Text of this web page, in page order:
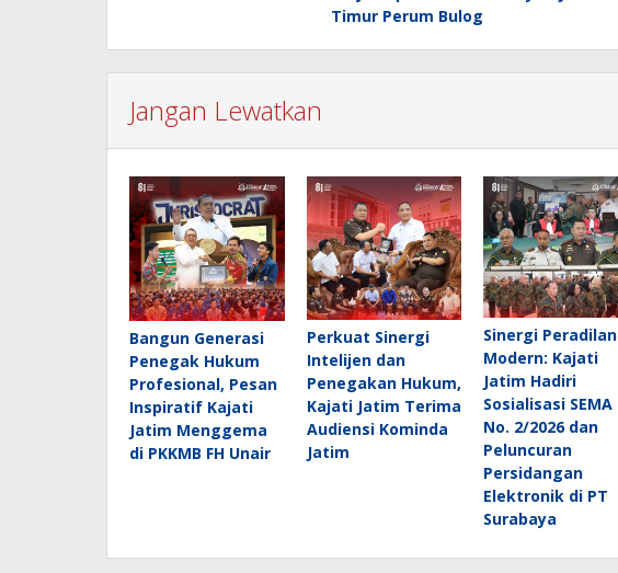
Timur Perum Bulog
Jangan Lewatkan
Bangun Generasi
Penegak Hukum
Profesional, Pesan
Inspiratif Kajati
Jatim Menggema
di PKKMB FH Unair
Perkuat Sinergi
Intelijen dan
Penegakan Hukum,
Kajati Jatim Terima
Audiensi Kominda
Jatim
Sinergi Peradilan
Modern: Kajati
Jatim Hadiri
Sosialisasi SEMA
No. 2/2026 dan
Peluncuran
Persidangan
Elektronik di PT
Surabaya